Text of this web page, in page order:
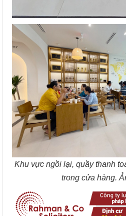
Khu vực ngồi lại, quầy thanh
trong cửa hàng.